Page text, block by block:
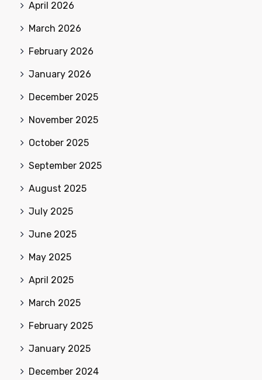
April 2026
March 2026
February 2026
January 2026
December 2025
November 2025
October 2025
September 2025
August 2025
July 2025
June 2025
May 2025
April 2025
March 2025
February 2025
January 2025
December 2024